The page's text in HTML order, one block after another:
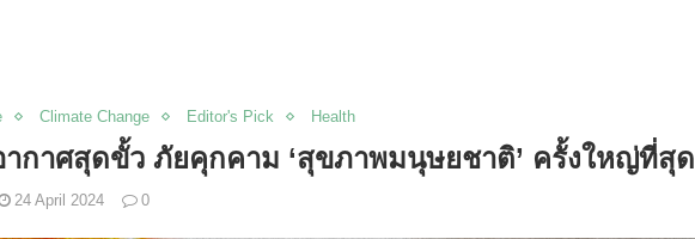
Climate Change Editor's Pick Health
กาศสุดขั้ว ภัยคุกคาม ‘สุขภาพมนุษยชาติ’ ครั้งใหญ่ที่สุด
24 April 2024 0